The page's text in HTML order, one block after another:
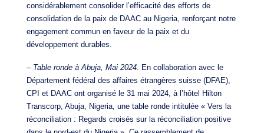
considérablement consolider l’efficacité des efforts de
consolidation de la paix de DAAC au Nigeria, renforçant notre
engagement commun en faveur de la paix et du
développement durables.
– Table ronde à Abuja, Mai 2024. En collaboration avec le
Département fédéral des affaires étrangères suisse (DFAE),
CPI et DAAC ont organisé le 31 mai 2024, à l’hôtel Hilton
Transcorp, Abuja, Nigeria, une table ronde intitulée « Vers la
réconciliation : Regards croisés sur la réconciliation positive